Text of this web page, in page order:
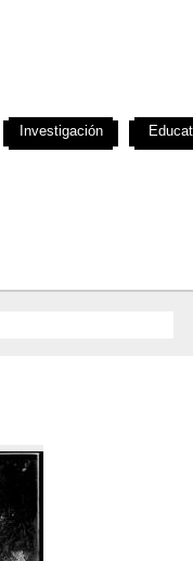
Investigación